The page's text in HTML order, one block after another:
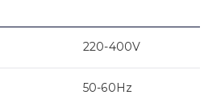
220-400V
50-60Hz